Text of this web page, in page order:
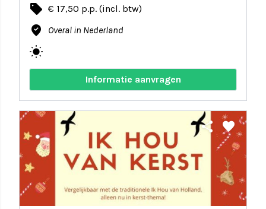
local_offer € 17,50 p.p. (incl. btw)
where_to_vote Overal in Nederland
wb_sunny
Informatie aanvragen
share favorite